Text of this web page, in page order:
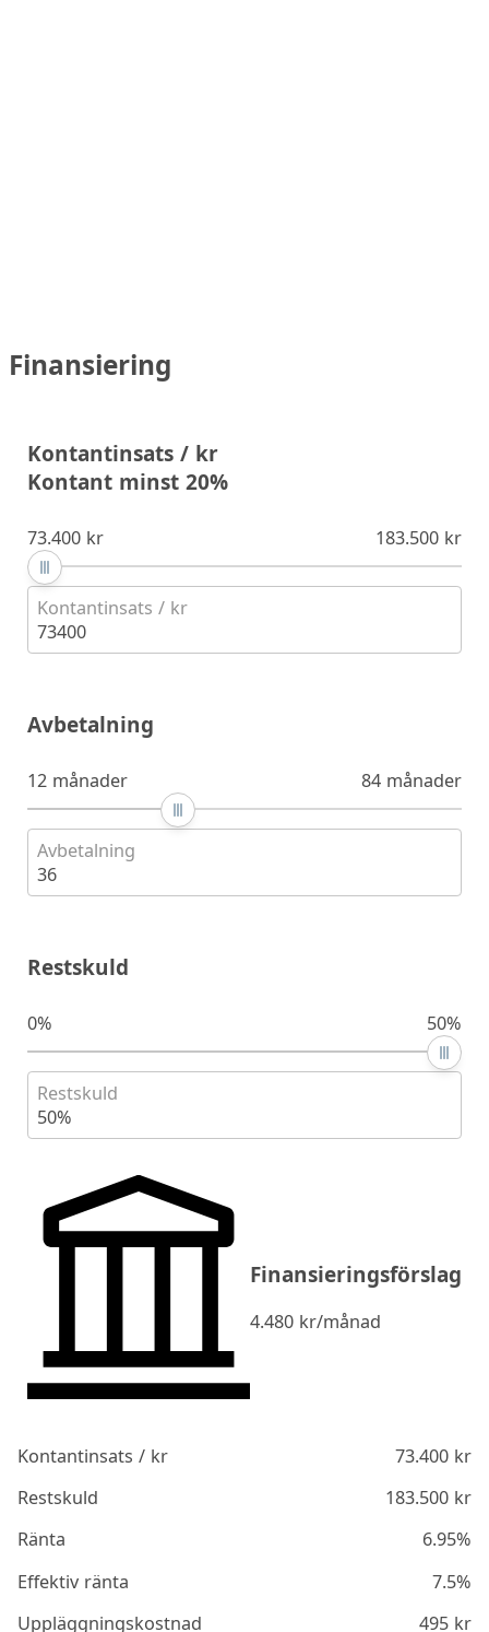
Finansiering
Kontantinsats / kr
Kontant minst 20%
73.400 kr 183.500 kr
Kontantinsats / kr
73400
Avbetalning
12 månader 84 månader
Avbetalning
36
Restskuld
0% 50%
Restskuld
50%
Finansieringsförslag
4.480 kr/månad
Kontantinsats / kr 73.400kr
Restskuld
183.500kr
Ränta
6.95%
Effektiv ränta
7.5%
Uppläggningskostnad
495kr